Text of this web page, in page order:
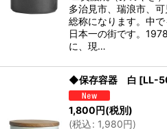
多治見市、瑞浪市、
総称になります。中
日本一の街です。
に、現…
◆保存容器 白 [LL-
1,800円(税別)
(税込: 1,980円)